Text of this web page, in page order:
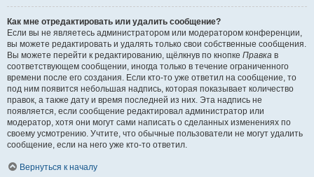
Как мне отредактировать или удалить сообщение?
Если вы не являетесь администратором или модератором конференции,
вы можете редактировать и удалять только свои собственные сообщения.
Вы можете перейти к редактированию, щёлкнув по кнопке Правка в
соответствующем сообщении, иногда только в течение ограниченного
времени после его создания. Если кто-то уже ответил на сообщение, то
под ним появится небольшая надпись, которая показывает количество
правок, а также дату и время последней из них. Эта надпись не
появляется, если сообщение редактировал администратор или
модератор, хотя они могут сами написать о сделанных изменениях по
своему усмотрению. Учтите, что обычные пользователи не могут удалить
сообщение, если на него уже кто-то ответил.
Вернуться к началу